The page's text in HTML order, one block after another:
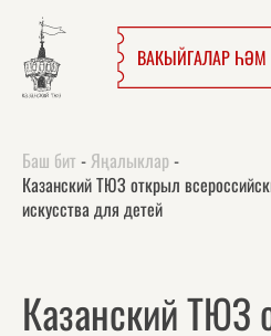
ВАКЫЙГАЛАР ҺӘМ
Баш бит -Яңалыклар-
Казанский ТЮЗ открыл
искусства для детей
Казанский ТЮЗ